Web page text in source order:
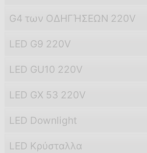
G4 των ΟΔΗΓΉΣΕΩΝ 220V
LED G9 220V
LED GU10 220V
LED GX 53 220V
LED Downlight
LED Κρύσταλλα